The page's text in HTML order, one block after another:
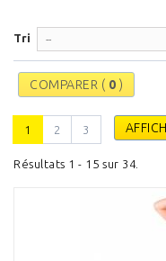
Tri --
COMPARER ( 0 )
1 2 3
Résultats 1 - 15 sur 34.